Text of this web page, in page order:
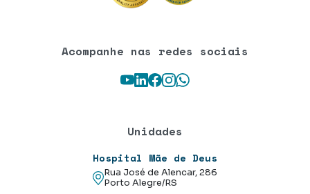
Acompanhe nas redes sociais
Youtube
LinkedIn
Facebook
Instagram
WhatsApp
Unidades
Hospital Mãe de Deus
Rua José de Alencar, 286
Porto Alegre/RS